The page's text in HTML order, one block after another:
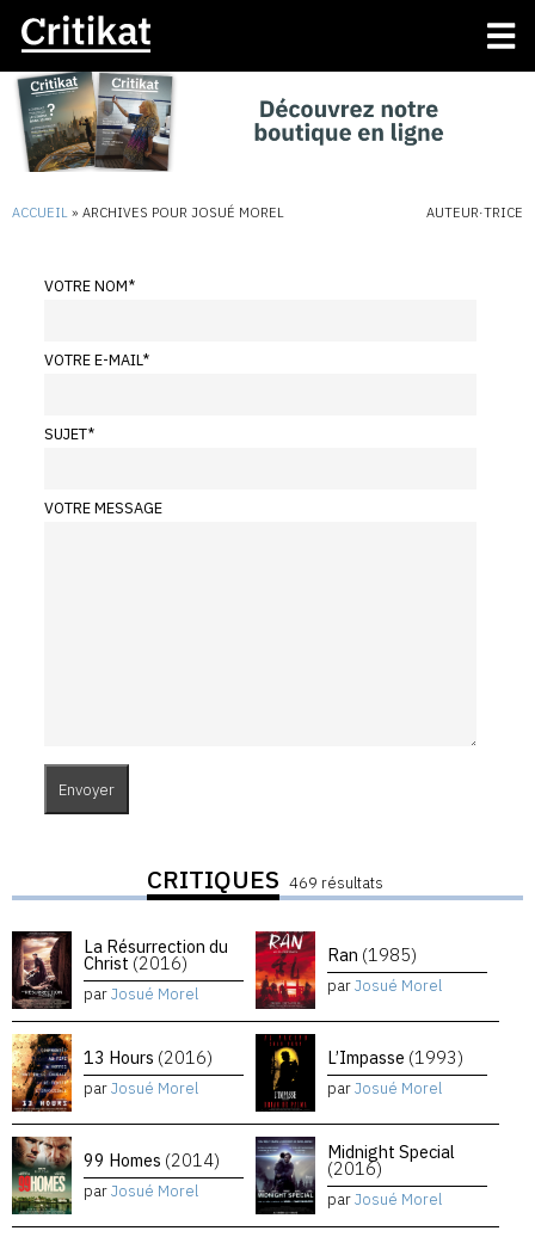
ACCUEIL » ARCHIVES POUR JOSUÉ MOREL AUTEUR·TRICE
VOTRE NOM*
VOTRE E-MAIL*
SUJET*
VOTRE MESSAGE
CRITIQUES 469 résultats
La Résurrection du
Christ (2016)
parJosué Morel
Ran (1985)
parJosué Morel
13 Hours (2016)
parJosué Morel
L’Impasse (1993)
parJosué Morel
99 Homes (2014)
parJosué Morel
Midnight Special
(2016)
parJosué Morel